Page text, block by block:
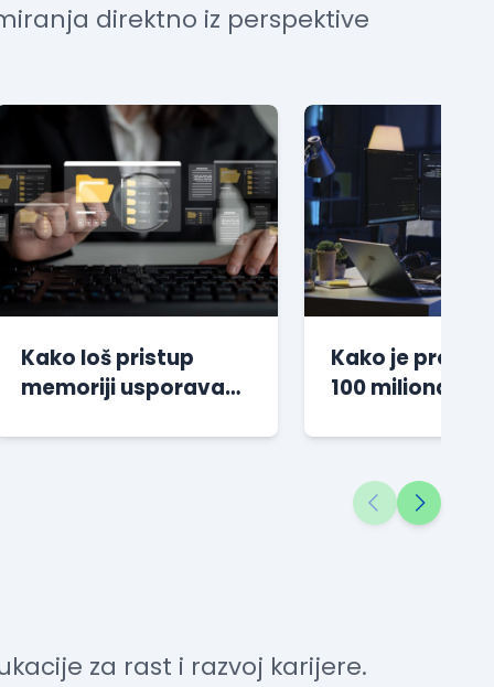
direktno iz perspektive
Kako loš pristup
memoriji usporava
random nizovi
Kako je
100 miliona
doveo autora
sagorevanja
za rast i razvoj karijere.